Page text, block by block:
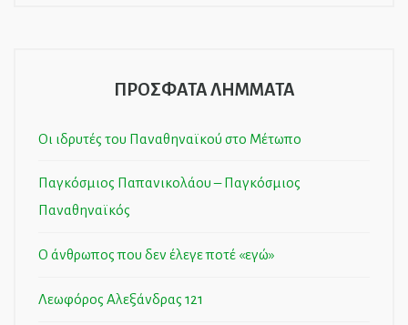
ΠΡΟΣΦΑΤΑ ΛΗΜΜΑΤΑ
Οι ιδρυτές του Παναθηναϊκού στο Μέτωπο
Παγκόσμιος Παπανικολάου – Παγκόσμιος
Παναθηναϊκός
Ο άνθρωπος που δεν έλεγε ποτέ «εγώ»
Λεωφόρος Αλεξάνδρας 121